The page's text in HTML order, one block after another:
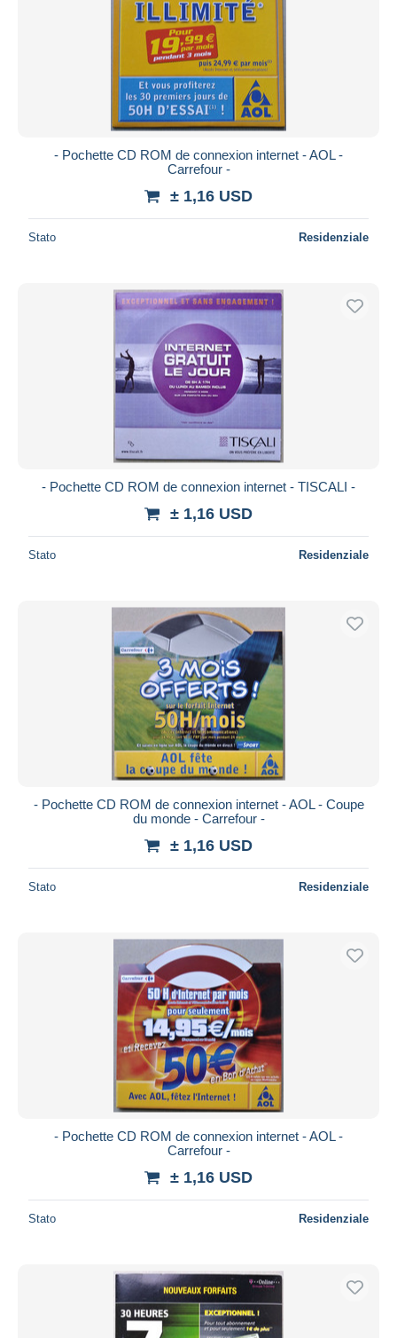
- Pochette CD ROM de connexion internet - AOL -
Carrefour -
± 1,16 USD
Stato Residenziale
- Pochette CD ROM de connexion internet - TISCALI -
± 1,16 USD
Stato Residenziale
- Pochette CD ROM de connexion internet - AOL - Coupe
du monde - Carrefour -
± 1,16 USD
Stato Residenziale
- Pochette CD ROM de connexion internet - AOL -
Carrefour -
± 1,16 USD
Stato Residenziale